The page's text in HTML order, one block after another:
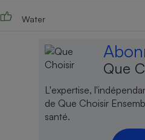
Water
Que
L'expertise,
de Que Choisir
santé.